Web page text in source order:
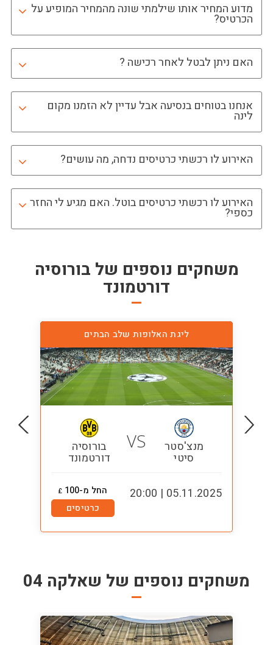
מדוע המחיר אותו שילמתי שונה מהמחיר המופיע על
הכרטיס?
האם ניתן לבטל לאחר רכישה ?
אנחנו בטוחים בנסיעה אבל עדיין לא הזמנו מקום
לינה
האירוע לו רכשתי כרטיסים נדחה, מה עושים?
האירוע לו רכשתי כרטיסים בוטל. האם מגיע לי החזר
כספי?
משחקים נוספים של בורוסיה
דורטמונד
ליגת האלופות שלב הבתים
מנצ'סטר
סיטי
VS בורוסיה
דורטמונד
05.11.2025 | 20:00 החל מ-100 £
כרטיסים
משחקים נוספים של שאלקה 04